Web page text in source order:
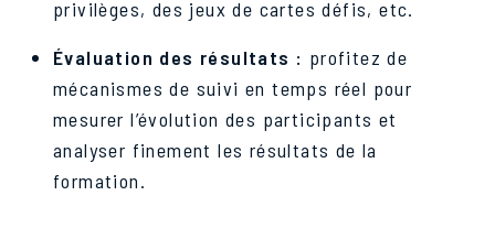
privilèges, des jeux de cartes défis, etc.
Évaluation des résultats : profitez de
mécanismes de suivi en temps réel pour
mesurer l’évolution des participants et
analyser finement les résultats de la
formation.